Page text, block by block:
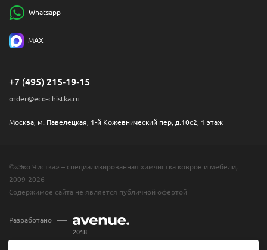
Whatsapp
MAX
+7 (495) 215-19-15
order@eco-chistka.ru
Москва, м. Павелецкая, 1-й Кожевнический пер, д.10с2, 1 этаж
©«Эко Чистка» – специализированная химчистка ковров и мебели,
2009-2026
Содержимое сайта не является публичной офертой
Разработано
2018